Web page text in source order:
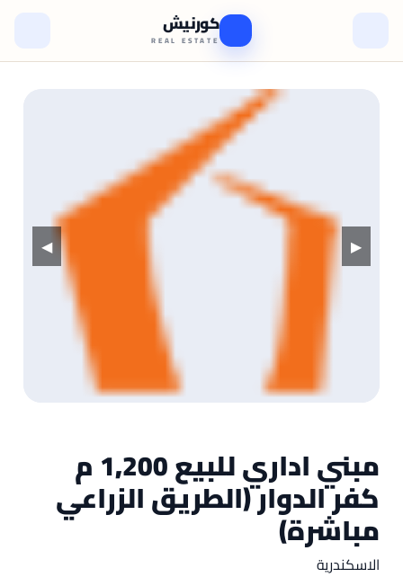
كورنيش
REAL ESTATE
◀ ▶
مبني اداري للبيع 1,200 م
كفر الدوار (الطريق الزراعي
مباشرة)
الاسكندرية